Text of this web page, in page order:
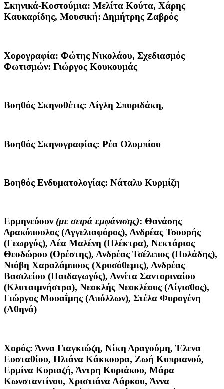
Σκηνικά-Κοστούμια: Μελίτα Κούτα, Χάρης
Καυκαρίδης, Μουσική: Δημήτρης Ζαβρός
Χορογραφία: Φώτης Νικολάου, Σχεδιασμός
Φωτισμών: Γιώργος Κουκουμάς
Βοηθός Σκηνοθέτις: Αίγλη Σπυριδάκη,
Βοηθός Σκηνογραφίας: Ρέα Ολυμπίου
Βοηθός Ενδυματολογίας: Νάταλυ Κυρμίζη
Ερμηνεύουν (με σειρά εμφάνισης): Θανάσης
Δρακόπουλος (Αγγελιαφόρος), Ανδρέας Τσουρής
(Γεωργός), Λέα Μαλένη (Ηλέκτρα), Νεκτάριος
Θεοδώρου (Ορέστης), Ανδρέας Τσέλεπος (Πυλάδης),
Νιόβη Χαραλάμπους (Χρυσόθεμις), Ανδρέας
Βασιλείου (Παιδαγωγός), Αννίτα Σαντοριναίου
(Κλυταιμνήστρα), Νεοκλής Νεοκλέους (Αίγισθος),
Γιώργος Μουαΐμης (Απόλλων), Στέλα Φυρογένη
(Αθηνά)
Χορός: Άννα Γιαγκιώζη, Νίκη Δραγούμη, Έλενα
Ευσταθίου, Ηλιάνα Κάκκουρα, Ζωή Κυπριανού,
Ερμίνα Κυριαζή, Άντρη Κυριάκου, Μάρα
Κωνσταντίνου, Χριστιάνα Λάρκου, Άννα